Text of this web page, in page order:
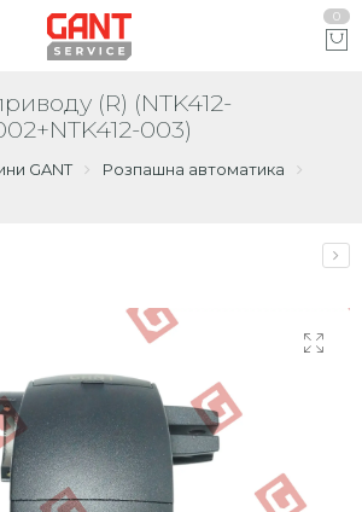
0
(R) (NTK412-
003)
GANT
Розпашна автоматика